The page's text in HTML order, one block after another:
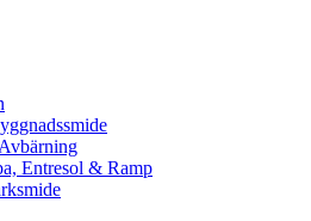
Entresol & Ramp